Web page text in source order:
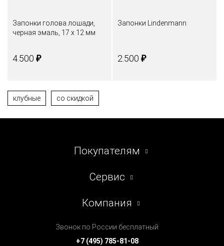
Запонки голова лошади,
черная эмаль, 17 х 12 мм
4.500 ₽
Запонки Lindenmann
2.500 ₽
клубные со скидкой
Покупателям
Сервис
Компания
Звонок по России бесплатный
+7 (495) 785-81-08